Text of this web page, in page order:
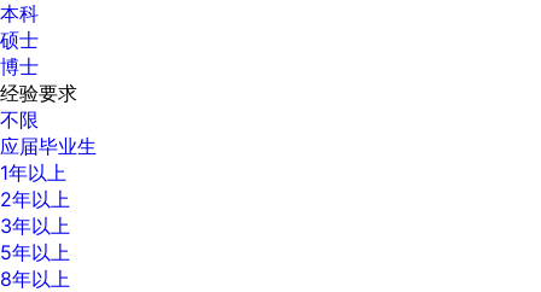
本科
硕士
博士
经验要求
不限
应届毕业生
1年以上
2年以上
3年以上
5年以上
8年以上